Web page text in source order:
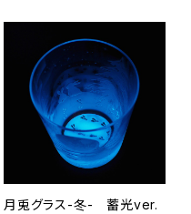
月兎グラス-冬- 蓄光ver.